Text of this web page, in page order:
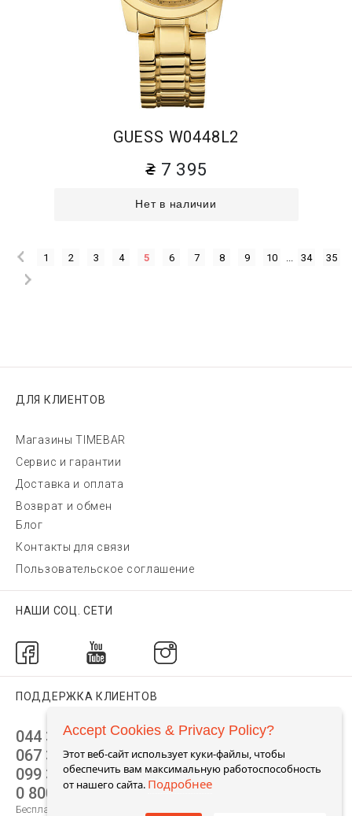
GUESS W0448L2
7 395
Нет в наличии
1 2 3 4 5 6 7 8 9 10 34 35
ДЛЯ КЛИЕНТОВ
Магазины TIMEBAR
Сервис и гарантии
Доставка и оплата
Возврат и обмен
Блог
Контакты для связи
Пользовательское соглашение
НАШИ СОЦ. СЕТИ
ПОДДЕРЖКА КЛИЕНТОВ
044 392 44 45
067 344 14 44 (viber)
099 399 23 80
0 800 305 805
Бесплатно по Украине
Accept Cookies & Privacy Policy?
Этот веб-сайт использует куки-файлы, чтобы
обеспечить вам максимальную работоспособность
от нашего сайта. Подробнее